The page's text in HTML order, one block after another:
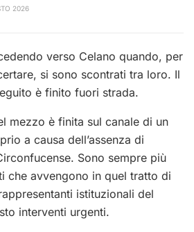
2026
verso Celano quando, per
si sono scontrati tra loro. Il
è finito fuori strada.
mezzo è finita sul canale di un
a causa dell’assenza di
Sono sempre più
che avvengono in quel tratto di
istituzionali del
interventi urgenti.